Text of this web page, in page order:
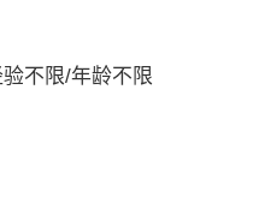
不限/年龄不限